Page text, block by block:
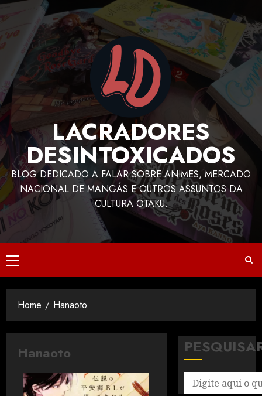
LACRADORES
DESINTOXICADOS
BLOG DEDICADO A FALAR SOBRE ANIMES, MERCADO
NACIONAL DE MANGÁS E OUTROS ASSUNTOS DA
CULTURA OTAKU.
Home Hanaoto
Hanaoto